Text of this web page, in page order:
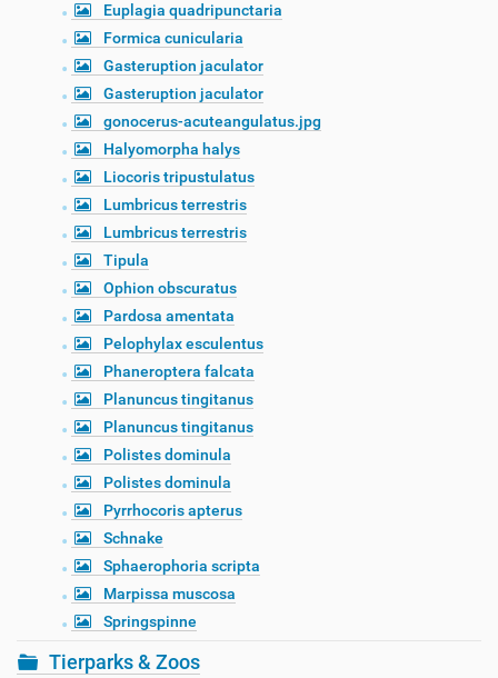
Euplagia quadripunctaria
Formica cunicularia
Gasteruption jaculator
Gasteruption jaculator
gonocerus-acuteangulatus.jpg
Halyomorpha halys
Liocoris tripustulatus
Lumbricus terrestris
Lumbricus terrestris
Tipula
Ophion obscuratus
Pardosa amentata
Pelophylax esculentus
Phaneroptera falcata
Planuncus tingitanus
Planuncus tingitanus
Polistes dominula
Polistes dominula
Pyrrhocoris apterus
Schnake
Sphaerophoria scripta
Marpissa muscosa
Springspinne
Tierparks & Zoos